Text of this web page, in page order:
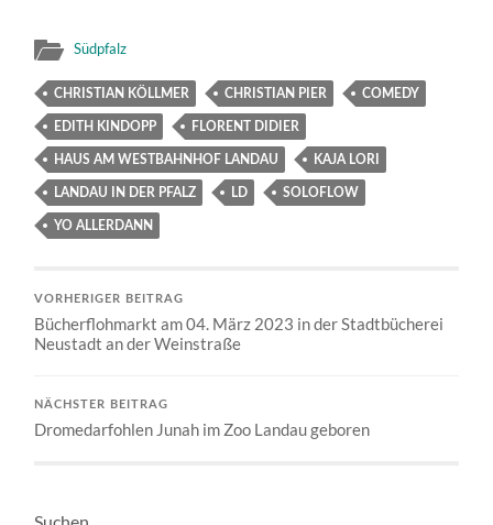
Südpfalz
CHRISTIAN KÖLLMER CHRISTIAN PIER COMEDY
EDITH KINDOPP FLORENT DIDIER
HAUS AM WESTBAHNHOF LANDAU KAJA LORI
LANDAU IN DER PFALZ LD SOLOFLOW
YO ALLERDANN
VORHERIGER BEITRAG
Bücherflohmarkt am 04. März 2023 in der Stadtbücherei
Neustadt an der Weinstraße
NÄCHSTER BEITRAG
Dromedarfohlen Junah im Zoo Landau geboren
Suchen